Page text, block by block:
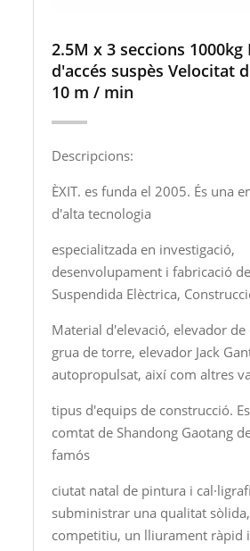
2.5M x 3 seccions
d'accés suspès Velocitat
10 m / min
Descripcions:
ÈXIT. es funda el 2005. És una
d'alta tecnologia
especialitzada en investigació,
desenvolupament i fabricació
Suspendida Elèctrica,
Material d'elevació, elevador de
grua de torre, elevador Jack
autopropulsat, així com altres
tipus d'equips de construcció.
comtat de Shandong Gaotang
famós
ciutat natal de pintura i
subministrar una qualitat
competitiu, un lliurament ràpid